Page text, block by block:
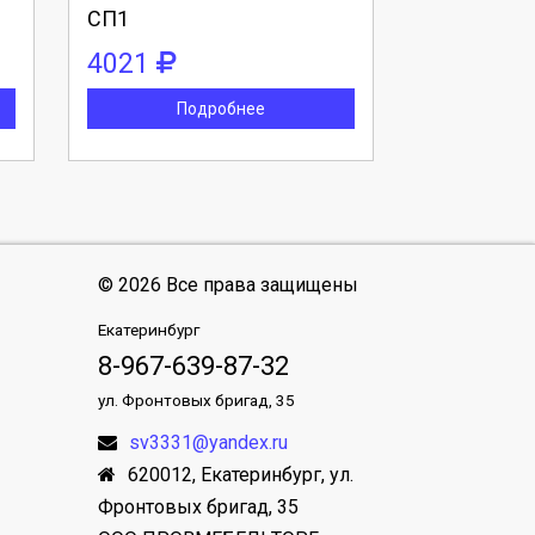
СП1
4021
Подробнее
© 2026 Все права защищены
Екатеринбург
8-967-639-87-32
ул. Фронтовых бригад, 35
sv3331@yandex.ru
620012, Екатеринбург, ул.
Фронтовых бригад, 35